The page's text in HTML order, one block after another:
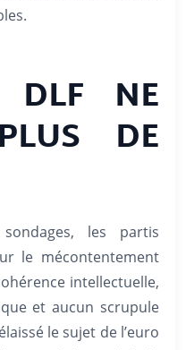
NE
DE
les partis
le mécontentement
intellectuelle,
et aucun scrupule
le sujet de l’euro